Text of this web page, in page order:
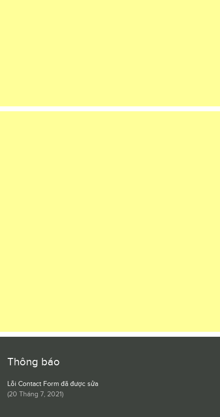
Thông báo
Lỗi Contact Form đã được sửa
(20 Tháng 7, 2021)